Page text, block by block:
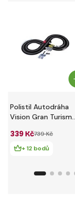
Polistil Autodráha
Vision Gran
339 Kč739 Kč
+ 12 bodů